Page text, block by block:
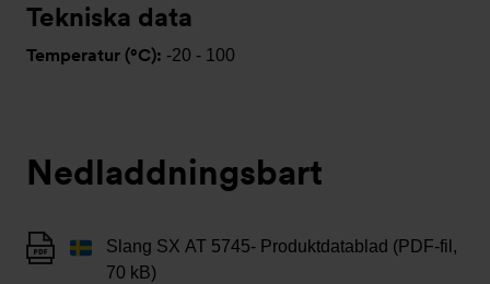
Tekniska data
Temperatur (°C): -20 - 100
Nedladdningsbart
Slang SX AT 5745- Produktdatablad (PDF-fil,
70 kB)